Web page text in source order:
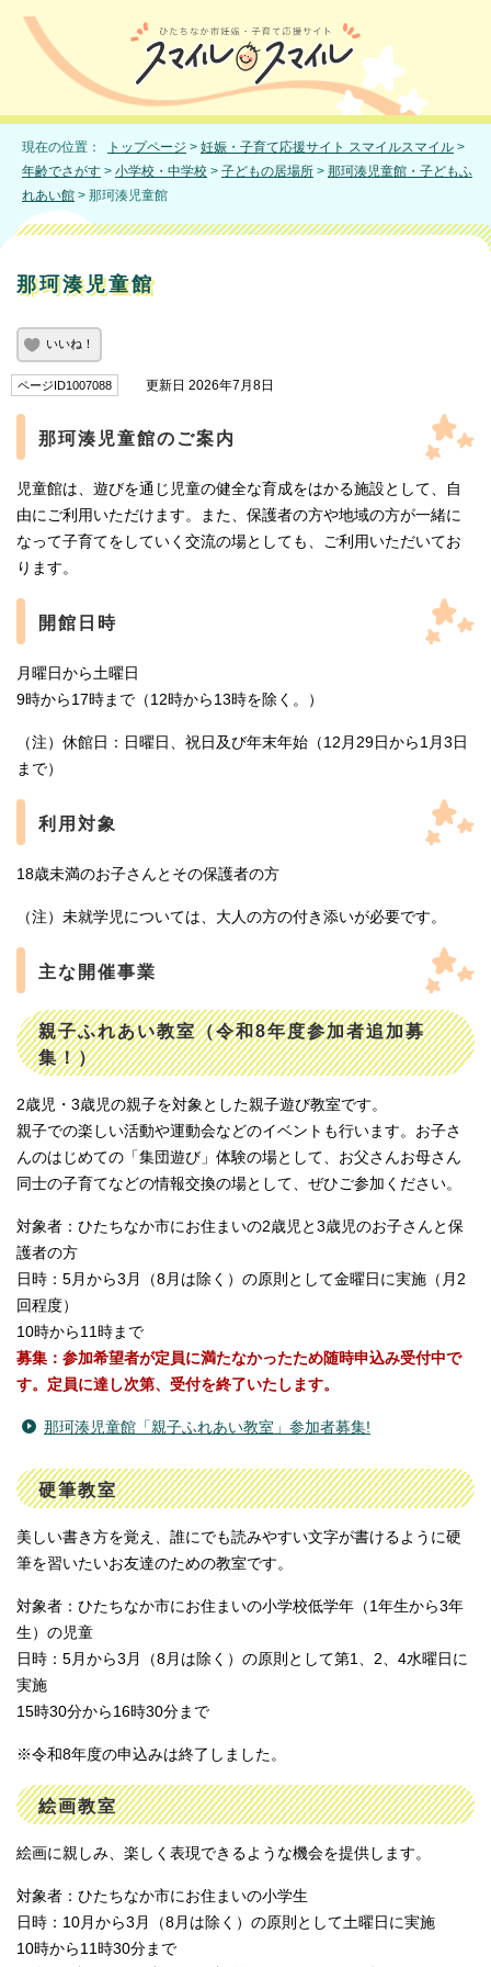
現在の位置： トップページ > 妊娠・子育て応援サイト スマイルスマイル >
年齢でさがす > 小学校・中学校 > 子どもの居場所 > 那珂湊児童館・子どもふ
れあい館 > 那珂湊児童館
那珂湊児童館
いいね！
ページID1007088 更新日 2026年7月8日
那珂湊児童館のご案内
児童館は、遊びを通じ児童の健全な育成をはかる施設として、自
由にご利用いただけます。また、保護者の方や地域の方が一緒に
なって子育てをしていく交流の場としても、ご利用いただいてお
ります。
開館日時
月曜日から土曜日
9時から17時まで（12時から13時を除く。）
（注）休館日：日曜日、祝日及び年末年始（12月29日から1月3日
まで）
利用対象
18歳未満のお子さんとその保護者の方
（注）未就学児については、大人の方の付き添いが必要です。
主な開催事業
親子ふれあい教室（令和8年度参加者追加募
集！）
2歳児・3歳児の親子を対象とした親子遊び教室です。
親子での楽しい活動や運動会などのイベントも行います。お子さ
んのはじめての「集団遊び」体験の場として、お父さんお母さん
同士の子育てなどの情報交換の場として、ぜひご参加ください。
対象者：ひたちなか市にお住まいの2歳児と3歳児のお子さんと保
護者の方
日時：5月から3月（8月は除く）の原則として金曜日に実施（月2
回程度）
10時から11時まで
募集：参加希望者が定員に満たなかったため随時申込み受付中で
す。定員に達し次第、受付を終了いたします。
那珂湊児童館「親子ふれあい教室」参加者募集!
硬筆教室
美しい書き方を覚え、誰にでも読みやすい文字が書けるように硬
筆を習いたいお友達のための教室です。
対象者：ひたちなか市にお住まいの小学校低学年（1年生から3年
生）の児童
日時：5月から3月（8月は除く）の原則として第1、2、4水曜日に
実施
15時30分から16時30分まで
※令和8年度の申込みは終了しました。
絵画教室
絵画に親しみ、楽しく表現できるような機会を提供します。
対象者：ひたちなか市にお住まいの小学生
日時：10月から3月（8月は除く）の原則として土曜日に実施
10時から11時30分まで